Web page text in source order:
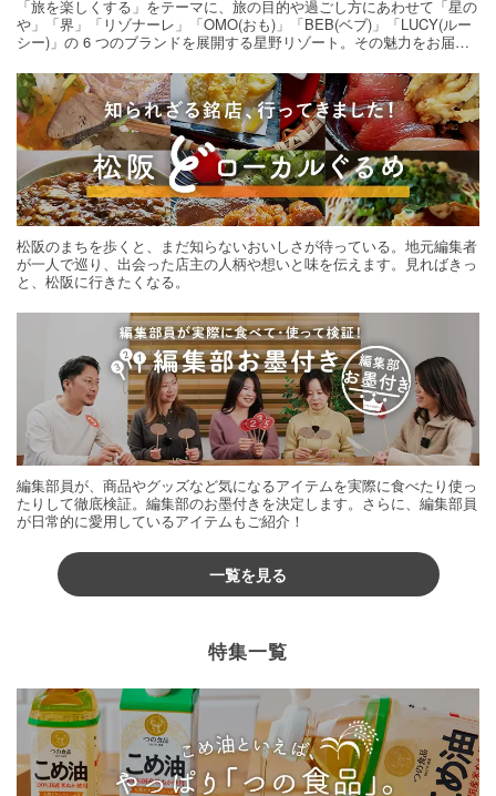
「旅を楽しくする」をテーマに、旅の目的や過ごし方にあわせて「星の
や」「界」「リゾナーレ」「OMO(おも)」「BEB(ベブ)」「LUCY(ルー
シー)」の 6 つのブランドを展開する星野リゾート。その魅力をお届け
松阪のまちを歩くと、まだ知らないおいしさが待っている。地元編集者
が一人で巡り、出会った店主の人柄や想いと味を伝えます。見ればきっ
と、松阪に行きたくなる。
編集部員が、商品やグッズなど気になるアイテムを実際に食べたり使っ
たりして徹底検証。編集部のお墨付きを決定します。さらに、編集部員
が日常的に愛用しているアイテムもご紹介！
一覧を見る
特集一覧